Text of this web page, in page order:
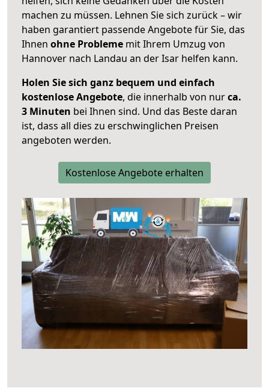
machen zu müssen. Lehnen Sie sich zurück – wir
haben garantiert passende Angebote für Sie, das
Ihnen ohne Probleme mit Ihrem Umzug von
Hannover nach Landau an der Isar helfen kann.
Holen Sie sich ganz bequem und einfach
kostenlose Angebote, die innerhalb von nurca.
3 Minuten bei Ihnen sind. Und das Beste daran
ist, dass all dies zu erschwinglichen Preisen
angeboten werden.
Kostenlose Angebote erhalten